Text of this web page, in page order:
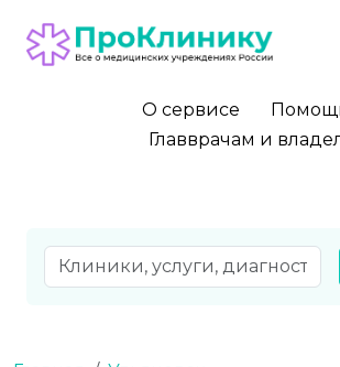
О сервисе
Главврачам и